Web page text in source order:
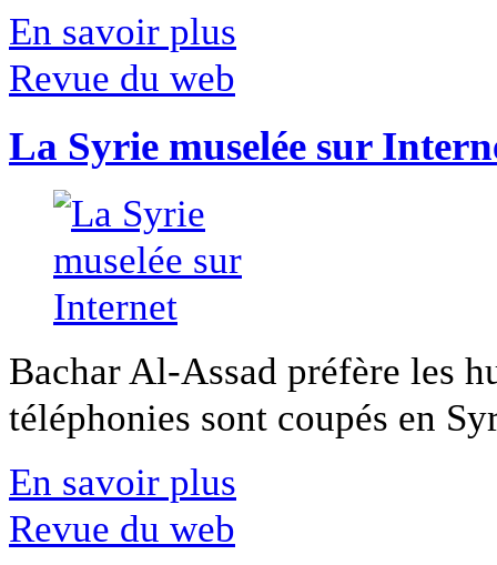
En savoir plus
Revue du web
La Syrie muselée sur
Bachar Al-Assad préfère les
téléphonies sont coupés en
En savoir plus
Revue du web